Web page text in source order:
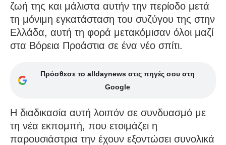
ζωή της και μάλιστα αυτήν την περίοδο μετά
τη μόνιμη εγκατάσταση του συζύγου της στην
Ελλάδα, αυτή τη φορά μετακόμισαν όλοι μαζί
στα Βόρεια Προάστια σε ένα νέο σπίτι.
Πρόσθεσε το alldaynews στις πηγές σου στη
Google
Η διαδικασία αυτή λοιπόν σε συνδυασμό με
τη νέα εκπομπή, που ετοιμάζει η
παρουσιάστρια την έχουν εξοντώσει συνολικά